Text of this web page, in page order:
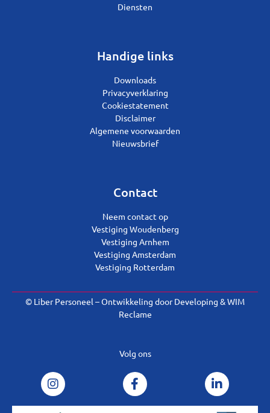
Diensten
Handige links
Downloads
Privacyverklaring
Cookiestatement
Disclaimer
Algemene voorwaarden
Nieuwsbrief
Contact
Neem contact op
Vestiging Woudenberg
Vestiging Arnhem
Vestiging Amsterdam
Vestiging Rotterdam
© Liber Personeel – Ontwikkeling doorDeveloping &WIM
Reclame
Volg ons